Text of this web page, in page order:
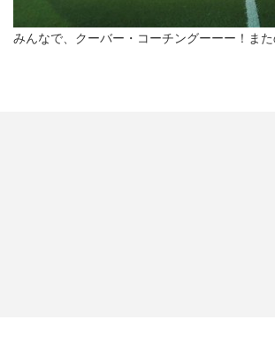
みんなで、クーバー・コーチングーーー！ま